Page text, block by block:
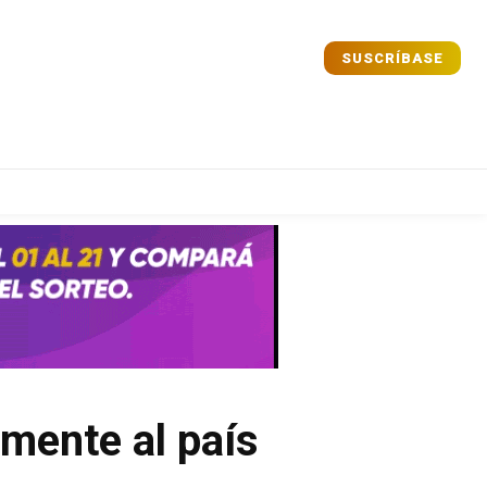
Comparta
Comparta
SUSCRÍBASE
al país